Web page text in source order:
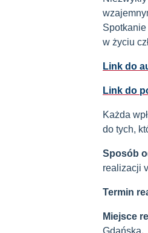
w życiu
Link do
Link do
Każda
do tych,
Sposób
realizacji
Termin
Miejsce
Gdańska.